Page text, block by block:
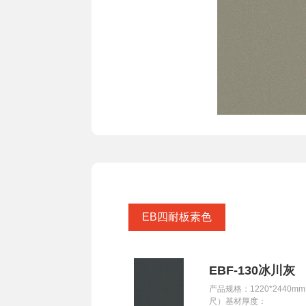
EB四耐板素色
EBF-130冰川灰
产品规格：
尺）基材厚度：